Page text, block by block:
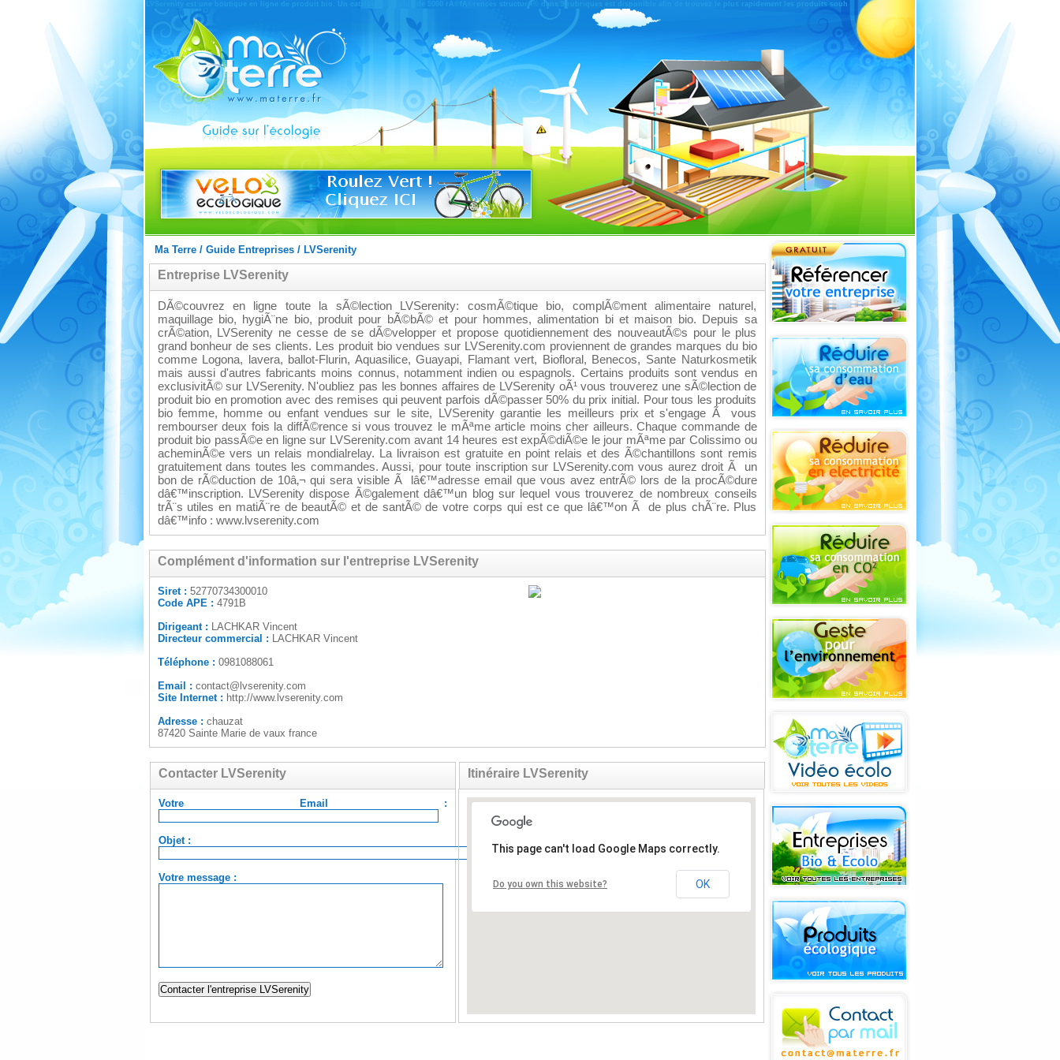
LVSerenity est une boutique en ligne de produit bio. Un catalogue de plus de 5000 rÃ©fÃ©rences structurÃ© dans 9 rubriques est disponible afin de trouvez le plus rapidement les produits souh
Ma Terre/ Guide Entreprises/ LVSerenity
Entreprise LVSerenity
DÃ©couvrez en ligne toute la sÃ©lection LVSerenity: cosmÃ©tique bio, complÃ©ment alimentaire naturel,
maquillage bio, hygiÃ¨ne bio, produit pour bÃ©bÃ© et pour hommes, alimentation bi et maison bio. Depuis sa
crÃ©ation, LVSerenity ne cesse de se dÃ©velopper et propose quotidiennement des nouveautÃ©s pour le plus
grand bonheur de ses clients. Les produit bio vendues sur LVSerenity.com proviennent de grandes marques du bio
comme Logona, lavera, ballot-Flurin, Aquasilice, Guayapi, Flamant vert, Biofloral, Benecos, Sante Naturkosmetik
mais aussi d'autres fabricants moins connus, notamment indien ou espagnols. Certains produits sont vendus en
exclusivitÃ© sur LVSerenity. N'oubliez pas les bonnes affaires de LVSerenity oÃ¹ vous trouverez une sÃ©lection de
produit bio en promotion avec des remises qui peuvent parfois dÃ©passer 50% du prix initial. Pour tous les produits
bio femme, homme ou enfant vendues sur le site, LVSerenity garantie les meilleurs prix et s'engage Ã vous
rembourser deux fois la diffÃ©rence si vous trouvez le mÃªme article moins cher ailleurs. Chaque commande de
produit bio passÃ©e en ligne sur LVSerenity.com avant 14 heures est expÃ©diÃ©e le jour mÃªme par Colissimo ou
acheminÃ©e vers un relais mondialrelay. La livraison est gratuite en point relais et des Ã©chantillons sont remis
gratuitement dans toutes les commandes. Aussi, pour toute inscription sur LVSerenity.com vous aurez droit Ã un
bon de rÃ©duction de 10â‚¬ qui sera visible Ã lâ€™adresse email que vous avez entrÃ© lors de la procÃ©dure
dâ€™inscription. LVSerenity dispose Ã©galement dâ€™un blog sur lequel vous trouverez de nombreux conseils
trÃ¨s utiles en matiÃ¨re de beautÃ© et de santÃ© de votre corps qui est ce que lâ€™on Ã de plus chÃ¨re. Plus
dâ€™info : www.lvserenity.com
Complément d'information sur l'entreprise LVSerenity
Siret : 52770734300010
Code APE : 4791B
Dirigeant : LACHKAR Vincent
Directeur commercial : LACHKAR Vincent
Téléphone : 0981088061
Email : contact@lvserenity.com
Site Internet : http://www.lvserenity.com
Adresse : chauzat
87420 Sainte Marie de vaux france
Contacter LVSerenity
Votre Email :
Objet :
Votre message :
Itinéraire LVSerenity
This page can't load Google Maps correctly.
Do you own this website? OK